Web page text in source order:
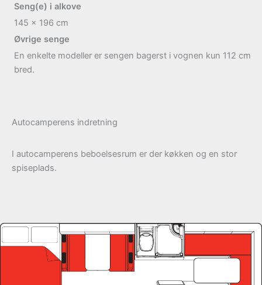
Seng(e) i alkove
145 x 196 cm
Øvrige senge
En enkelte modeller er sengen bagerst i vognen kun 112 cm
bred.
Autocamperens indretning
I autocamperens beboelsesrum er der køkken og en stor
spiseplads.